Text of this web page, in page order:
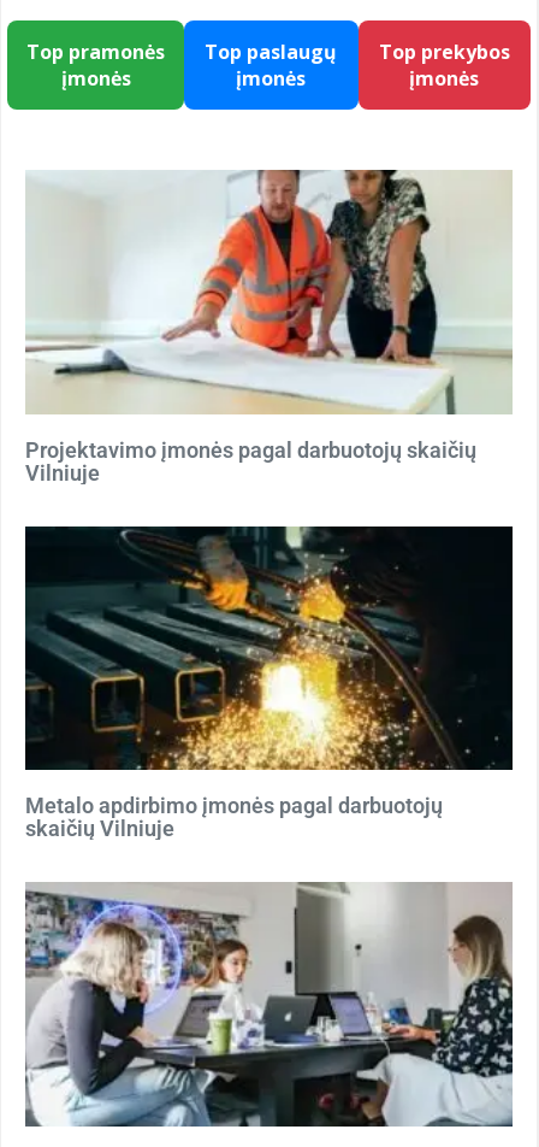
Top pramonės
įmonės
Top paslaugų
įmonės
Top prekybos
įmonės
Projektavimo įmonės pagal darbuotojų skaičių
Vilniuje
Metalo apdirbimo įmonės pagal darbuotojų
skaičių Vilniuje